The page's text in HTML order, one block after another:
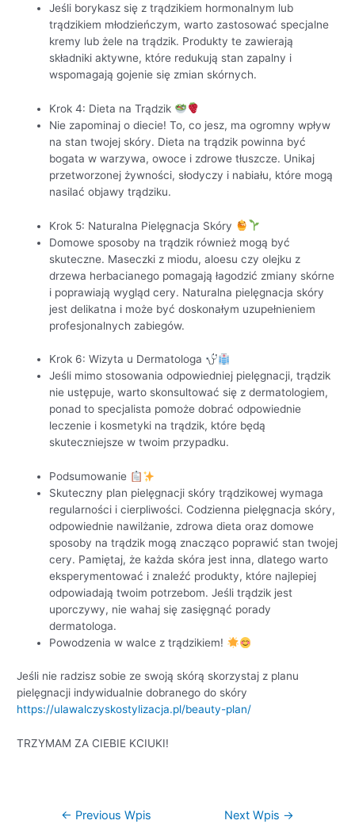
Jeśli borykasz się z trądzikiem hormonalnym lub
trądzikiem młodzieńczym, warto zastosować specjalne
kremy lub żele na trądzik. Produkty te zawierają
składniki aktywne, które redukują stan zapalny i
wspomagają gojenie się zmian skórnych.
Krok 4: Dieta na Trądzik
Nie zapominaj o diecie! To, co jesz, ma ogromny wpływ
na stan twojej skóry. Dieta na trądzik powinna być
bogata w warzywa, owoce i zdrowe tłuszcze. Unikaj
przetworzonej żywności, słodyczy i nabiału, które mogą
nasilać objawy trądziku.
Krok 5: Naturalna Pielęgnacja Skóry
Domowe sposoby na trądzik również mogą być
skuteczne. Maseczki z miodu, aloesu czy olejku z
drzewa herbacianego pomagają łagodzić zmiany skórne
i poprawiają wygląd cery. Naturalna pielęgnacja skóry
jest delikatna i może być doskonałym uzupełnieniem
profesjonalnych zabiegów.
Krok 6: Wizyta u Dermatologa
Jeśli mimo stosowania odpowiedniej pielęgnacji, trądzik
nie ustępuje, warto skonsultować się z dermatologiem,
ponad to specjalista pomoże dobrać odpowiednie
leczenie i kosmetyki na trądzik, które będą
skuteczniejsze w twoim przypadku.
Podsumowanie
Skuteczny plan pielęgnacji skóry trądzikowej wymaga
regularności i cierpliwości. Codzienna pielęgnacja skóry,
odpowiednie nawilżanie, zdrowa dieta oraz domowe
sposoby na trądzik mogą znacząco poprawić stan twojej
cery. Pamiętaj, że każda skóra jest inna, dlatego warto
eksperymentować i znaleźć produkty, które najlepiej
odpowiadają twoim potrzebom. Jeśli trądzik jest
uporczywy, nie wahaj się zasięgnąć porady
dermatologa.
Powodzenia w walce z trądzikiem!
Jeśli nie radzisz sobie ze swoją skórą skorzystaj z planu
pielęgnacji indywidualnie dobranego do skóry
https://ulawalczyskostylizacja.pl/beauty-plan/
TRZYMAM ZA CIEBIE KCIUKI!
← Previous Wpis Next Wpis →